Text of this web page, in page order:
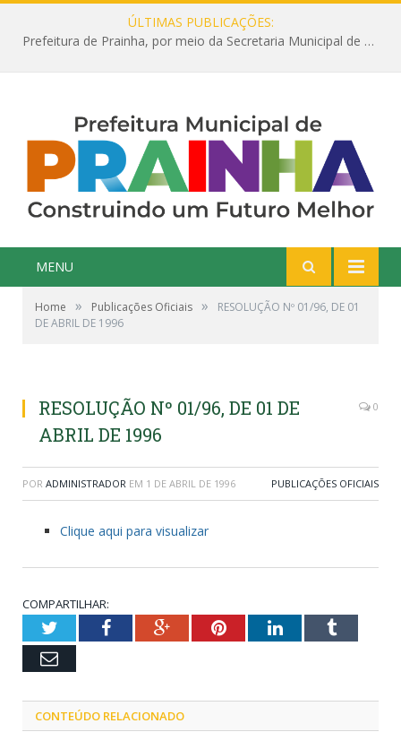
ÚLTIMAS PUBLICAÇÕES:
Prefeitura de Prainha, por meio da Secretaria Municipal de Educação, abre 354 vagas na área da Educação para 2025 com processo seletivo simplificado
MENU
Home » Publicações Oficiais »
RESOLUÇÃO Nº 01/96, DE 01
DE ABRIL DE 1996
RESOLUÇÃO Nº 01/96, DE 01 DE
ABRIL DE 1996
0
POR ADMINISTRADOR EM 1 DE ABRIL DE 1996 PUBLICAÇÕES OFICIAIS
Clique aqui para visualizar
COMPARTILHAR:
TwitterFacebookGoogle+PinterestLinkedInTumblr
Email
CONTEÚDO RELACIONADO